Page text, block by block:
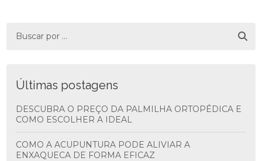
Últimas postagens
DESCUBRA O PREÇO DA PALMILHA ORTOPÉDICA E
COMO ESCOLHER A IDEAL
COMO A ACUPUNTURA PODE ALIVIAR A
ENXAQUECA DE FORMA EFICAZ